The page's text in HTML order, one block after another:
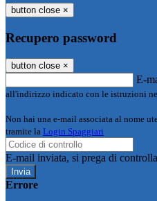
button close ×
Recupero password
button close ×
E-
all'indirizzo indicato con le istruzioni
Non hai una e-mail associata al nome
tramite la Login Spaggiari
E-mail inviata, si prega di
Errore